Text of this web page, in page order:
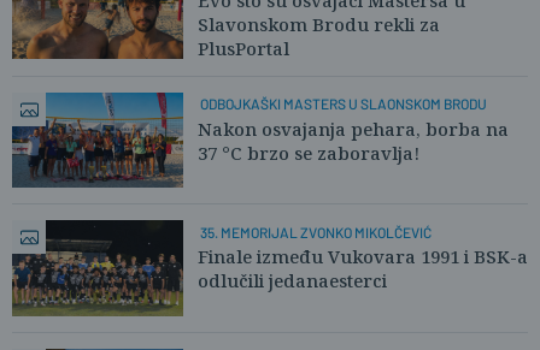
Slavonskom Brodu rekli za
PlusPortal
ODBOJKAŠKI MASTERS U SLAONSKOM BRODU
Nakon osvajanja pehara, borba na
37 °C brzo se zaboravlja!
35. MEMORIJAL ZVONKO MIKOLČEVIĆ
Finale između Vukovara 1991 i BSK-a
odlučili jedanaesterci